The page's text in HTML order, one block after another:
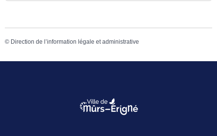
© Direction de l’information légale et administrative